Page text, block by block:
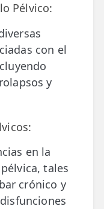
Pélvico:
con el
y
en la
tales
crónico y